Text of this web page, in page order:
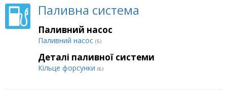
Паливна система
Паливний насос
Паливний насос (5)
Деталі паливної системи
Кільце форсунки (6)